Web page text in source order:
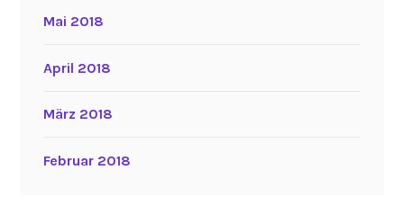
Mai 2018
April 2018
März 2018
Februar 2018